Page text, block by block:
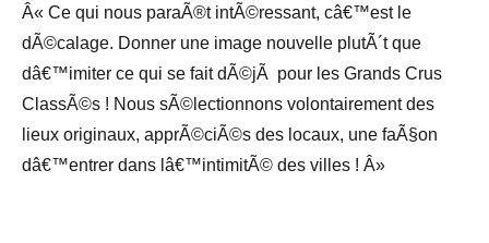
Â« Ce qui nous paraÃ®t intÃ©ressant, câ€™est le
dÃ©calage. Donner une image nouvelle plutÃ´t que
dâ€™imiter ce qui se fait dÃ©jÃ pour les Grands Crus
ClassÃ©s ! Nous sÃ©lectionnons volontairement des
lieux originaux, apprÃ©ciÃ©s des locaux, une faÃ§on
dâ€™entrer dans lâ€™intimitÃ© des villes ! Â»